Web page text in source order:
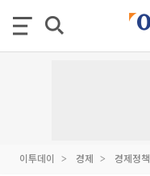
이투데이 경제 경제정책